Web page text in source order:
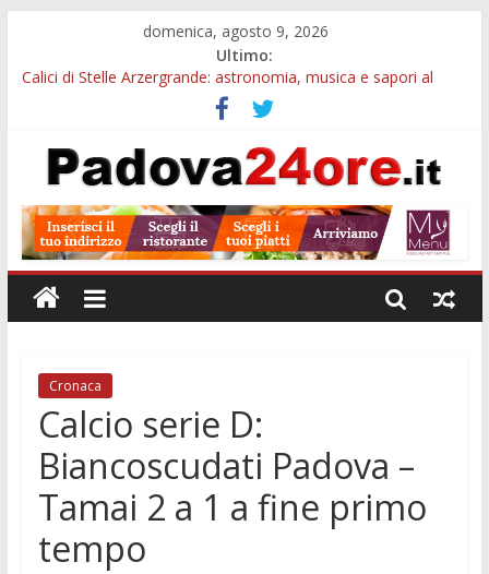
domenica, agosto 9, 2026
Ultimo:
Calici di Stelle Arzergrande: astronomia, musica e sapori al
Campo San Martino, il Museo della civiltà contadina apre gratis
durante la sagra
Notizie di Padova alle ore 10: Notte del Volo sold out, Tribano
Teatro per famiglie a Loreggia, la Bella Addormentata arriva
sul palco domenica sera
Restauro 2026, chiuse le domande: 2,5 milioni per formare
nuove competenze in Veneto
Cronaca
Calcio serie D:
Biancoscudati Padova –
Tamai 2 a 1 a fine primo
tempo